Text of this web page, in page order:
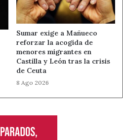
Sumar exige a Mañueco
reforzar la acogida de
menores migrantes en
Castilla y León tras la crisis
de Ceuta
8 Ago 2026